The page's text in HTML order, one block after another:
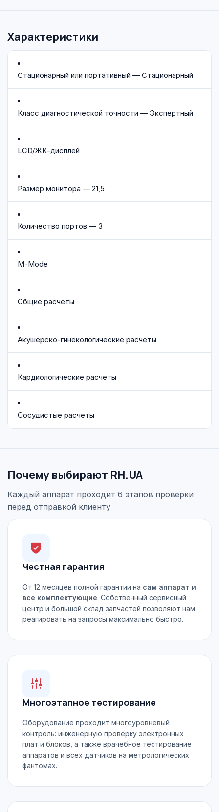
Характеристики
Стационарный или портативный — Стационарный
Класс диагностической точности — Экспертный
LCD/ЖК-дисплей
Размер монитора — 21,5
Количество портов — 3
M-Mode
Общие расчеты
Акушерско-гинекологические расчеты
Кардиологические расчеты
Сосудистые расчеты
Почему выбирают RH.UA
Каждый аппарат проходит 6 этапов проверки
перед отправкой клиенту
Честная гарантия
От 12 месяцев полной гарантии на сам аппарат и
все комплектующие. Собственный сервисный
центр и большой склад запчастей позволяют нам
реагировать на запросы максимально быстро.
Многоэтапное тестирование
Оборудование проходит многоуровневый
контроль: инженерную проверку электронных
плат и блоков, а также врачебное тестирование
аппаратов и всех датчиков на метрологических
фантомах.